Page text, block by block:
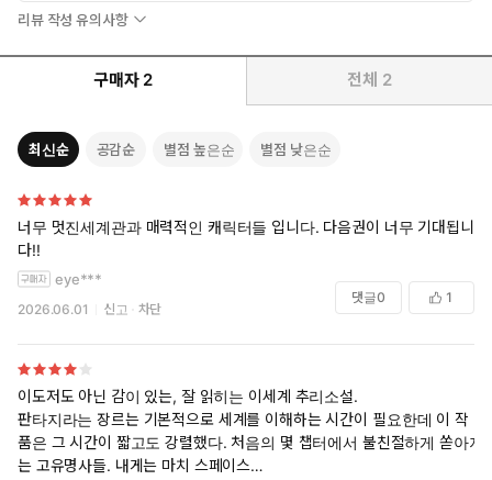
그리고 공동체 구성원의 권리와 의무에 대한 깊은 성찰
『오염된 잔』 속 인간 사회는 우기마다 ‘레비아탄’이라고 불리는
거대 괴수의 침공을 받고 있는 상태다. 레비아탄의 피는 접촉한 모든
계산 능력이나 기억 능력 등을 부여하는 ‘서블라임’ 시스템을 운용한
다. 하지만 소설은 단순한 초인 영웅 서사에 머물지 않고 국가적 위
기 상황에서 발생하는 인간 군상의 다층적인 면모를 예리하게 포착
한다. 공공의 적 앞에서도 ‘이런 세상에 뭘 한들 잘못이라 할 수 있겠
냐’며 개인의 영달만을 추구하는 인물이나 다수의 이익을 명목으로
소수의 희생을 강요하는 인물이 등장하는가 하면 공공의 이익을 추
구하는 사람들도 자신의 봉사와 희생이 무슨 의미가 있는지 끝없이
자문한다. 『오염된 잔』은 이렇듯 외부의 적이 공동체의 실존을 위
협하는 상태에서 발생하는 다양한 모습을 그리는 동시에, 파시즘이
나 극단적인 냉소주의를 경계하고 모든 사회 구성원이 자신으로서
의 가치를 인정받아야 한다는 것은 어떤 의미인지 그 답을 명쾌하게
기술한다.
내가 『오염된 잔』에서 걱정했던 것은, 외부의 비인간적인 세력으
리뷰 작성 유의사항
구매자 2 전체 2
최신순 공감순 별점 높은순 별점 낮은순
너무 멋진세계관과 매력적인 캐릭터들 입니다. 다음권이 너무 기대됩니
다!!
eye***
2026.06.01 신고 차단
댓글0 1
이도저도 아닌 감이 있는, 잘 읽히는 이세계 추리소설.
판타지라는 장르는 기본적으로 세계를 이해하는 시간이 필요한데 이 작
품은 그 시간이 짧고도 강렬했다. 처음의 몇 챕터에서 불친절하게 쏟아지
는 고유명사들. 내게는 마치 스페이스